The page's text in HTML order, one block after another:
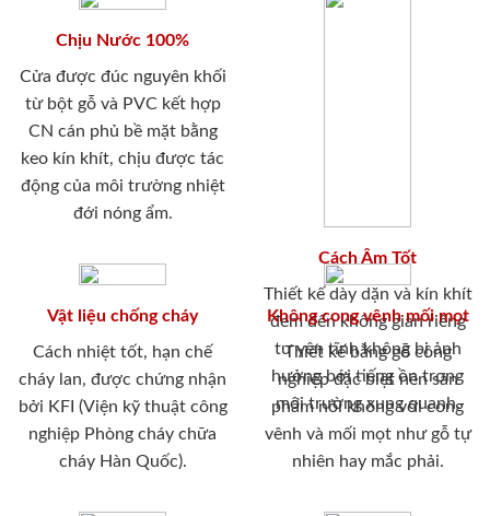
Chịu Nước 100%
Cửa được đúc nguyên khối
từ bột gỗ và PVC kết hợp
CN cán phủ bề mặt bằng
keo kín khít, chịu được tác
động của môi trường nhiệt
đới nóng ẩm.
Cách Âm Tốt
Thiết kế dày dặn và kín khít
đem đến không gian riêng
tư yên tĩnh không bị ảnh
hưởng bới tiếng ồn trong
môi trường xung quanh.
Vật liệu chống cháy
Cách nhiệt tốt, hạn chế
cháy lan, được chứng nhận
bởi KFI (Viện kỹ thuật công
nghiệp Phòng cháy chữa
cháy Hàn Quốc).
Không cong vênh mối mọt
Thiết kế bằng gỗ công
nghiệp đặc biệt nên sản
phẩm nói không với cong
vênh và mối mọt như gỗ tự
nhiên hay mắc phải.